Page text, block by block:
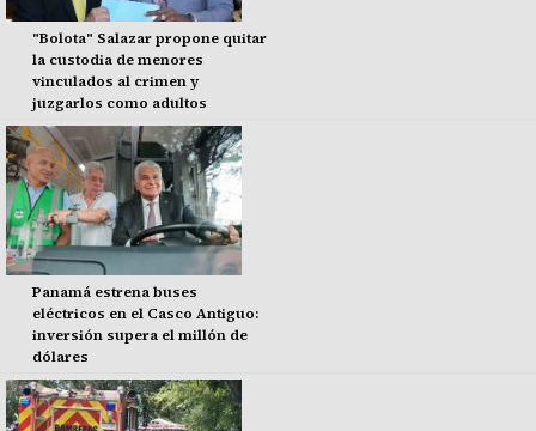
"Bolota" Salazar propone quitar
la custodia de menores
vinculados al crimen y
juzgarlos como adultos
Panamá estrena buses
eléctricos en el Casco Antiguo:
inversión supera el millón de
dólares